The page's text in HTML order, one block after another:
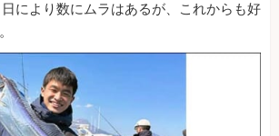
により数にムラはあるが、これからも好